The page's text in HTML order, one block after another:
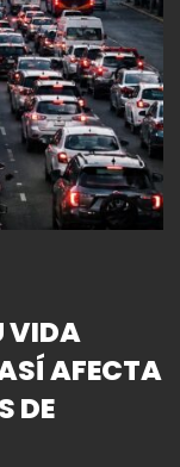
VIDA
AFECTA
DE